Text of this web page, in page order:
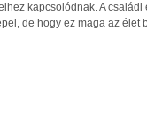
kapcsolódnak. A
de hogy ez maga az